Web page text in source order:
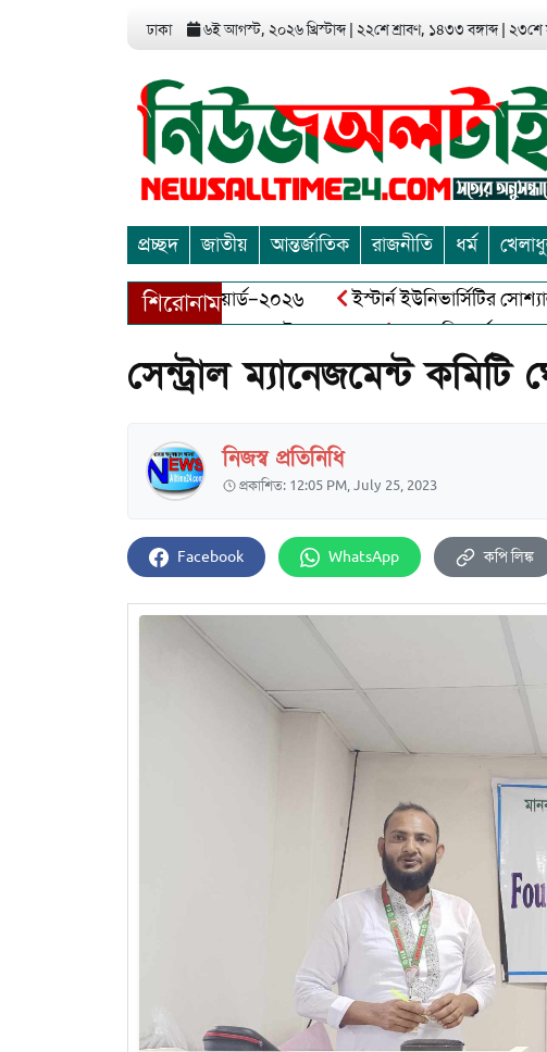
ঢাকা ৬ই আগস্ট, ২০২৬ খ্রিস্টাব্দ ২২শে শ্রাবণ, ১৪৩৩ বঙ্গাব্দ ২৩শে
প্রচ্ছদ জাতীয় আন্তর্জাতিক রাজনীতি ধর্ম
শিরোনাম
এন্ড এন্ট্রাপ্রেনিয়র অ্যাওয়ার্ড–২০২৬ ইস্টার্ন ইউনিভার্সিটির সোশ্যাল
বীর মুক্তিযোদ্ধা আব্দুল খালেক এর ইন্তেকাল
আত্মশুদ্ধি অর্জন ও অশুভকে
সেন্ট্রাল ম্যানেজমেন্ট কমিটি
নিজস্ব প্রতিনিধি
প্রকাশিত: 12:05 PM, July 25, 2023
Facebook WhatsApp কপি লিঙ্ক